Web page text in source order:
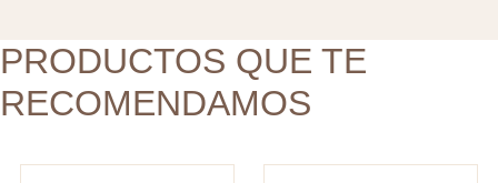
22x15mm
x
und
und
PRODUCTOS QUE TE
RECOMENDAMOS